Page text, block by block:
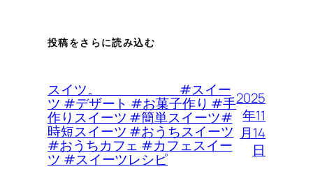
投稿をさらに読み込む
スイツ。 #スイー
ツ #デザート #お菓子作り #手
作りスイーツ #簡単スイーツ#
時短スイーツ #おうちスイーツ
#おうちカフェ #カフェスイー
ツ #スイーツレシピ
2025
年11
月14
日